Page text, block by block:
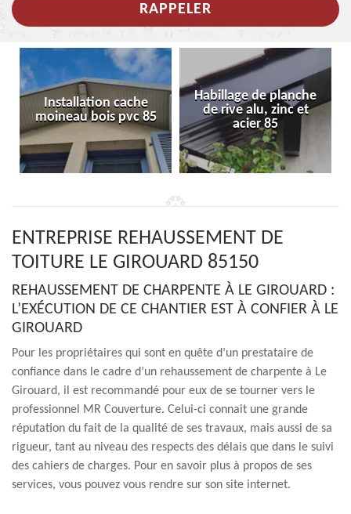
Installation cache
moineau bois pvc 85
Habillage de planche
de rive alu, zinc et
acier 85
ENTREPRISE REHAUSSEMENT DE
TOITURE LE GIROUARD 85150
REHAUSSEMENT DE CHARPENTE À LE GIROUARD :
L’EXÉCUTION DE CE CHANTIER EST À CONFIER À LE
GIROUARD
Pour les propriétaires qui sont en quête d’un prestataire de
confiance dans le cadre d’un rehaussement de charpente à Le
Girouard, il est recommandé pour eux de se tourner vers le
professionnel MR Couverture. Celui-ci connait une grande
réputation du fait de la qualité de ses travaux, mais aussi de sa
rigueur, tant au niveau des respects des délais que dans le suivi
des cahiers de charges. Pour en savoir plus à propos de ses
services, vous pouvez vous rendre sur son site internet.